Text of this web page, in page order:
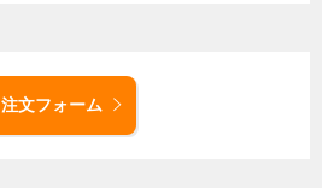
注文フォーム